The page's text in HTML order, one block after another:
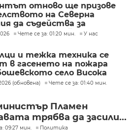
отново ще призове
на Северна
да съдейства за
на Ива Михайлова
Чете се за: 01:20 мин. У нас
и тежка техника се
в гасенето на пожара
село Висока
(обновена)
Чете се за: 01:40 мин.
Пламен
трябва да засили...
09:27 мин. Политика